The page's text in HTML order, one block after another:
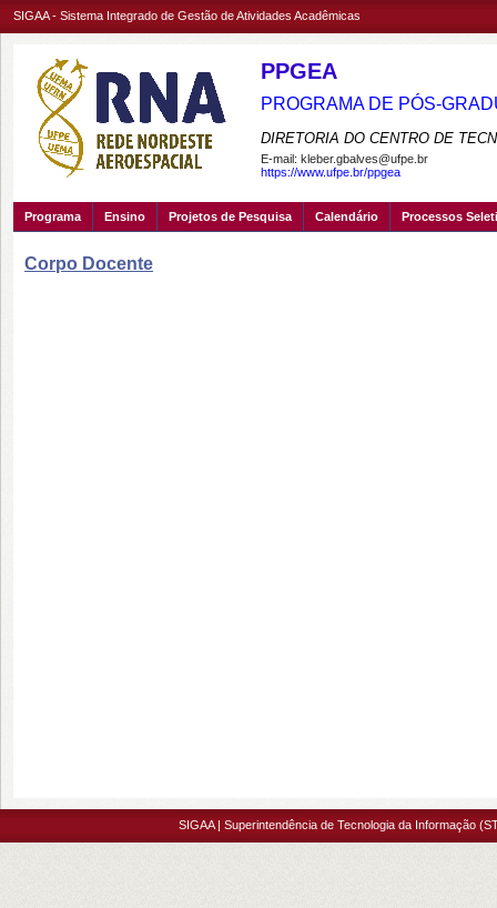
SIGAA - Sistema Integrado de Gestão de Atividades Acadêmicas
PPGEA
PROGRAMA DE PÓS-
DIRETORIA DO CENTRO DE
E-mail: kleber.gbalves@ufpe.br
https://www.ufpe.br/ppgea
Programa Ensino Projetos de Pesquisa Calendário Processos
Corpo Docente
SIGAA | Superintendência de Tecnologia da Informação